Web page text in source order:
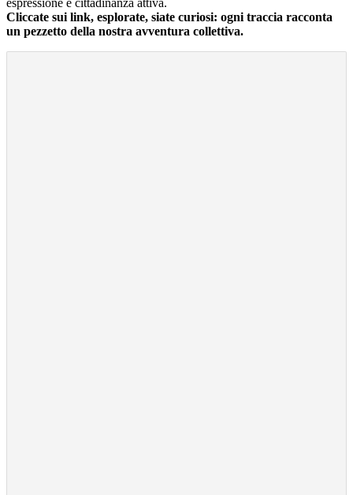
espressione e cittadinanza attiva.
Cliccate sui link, esplorate, siate curiosi: ogni traccia racconta
un pezzetto della nostra avventura collettiva.